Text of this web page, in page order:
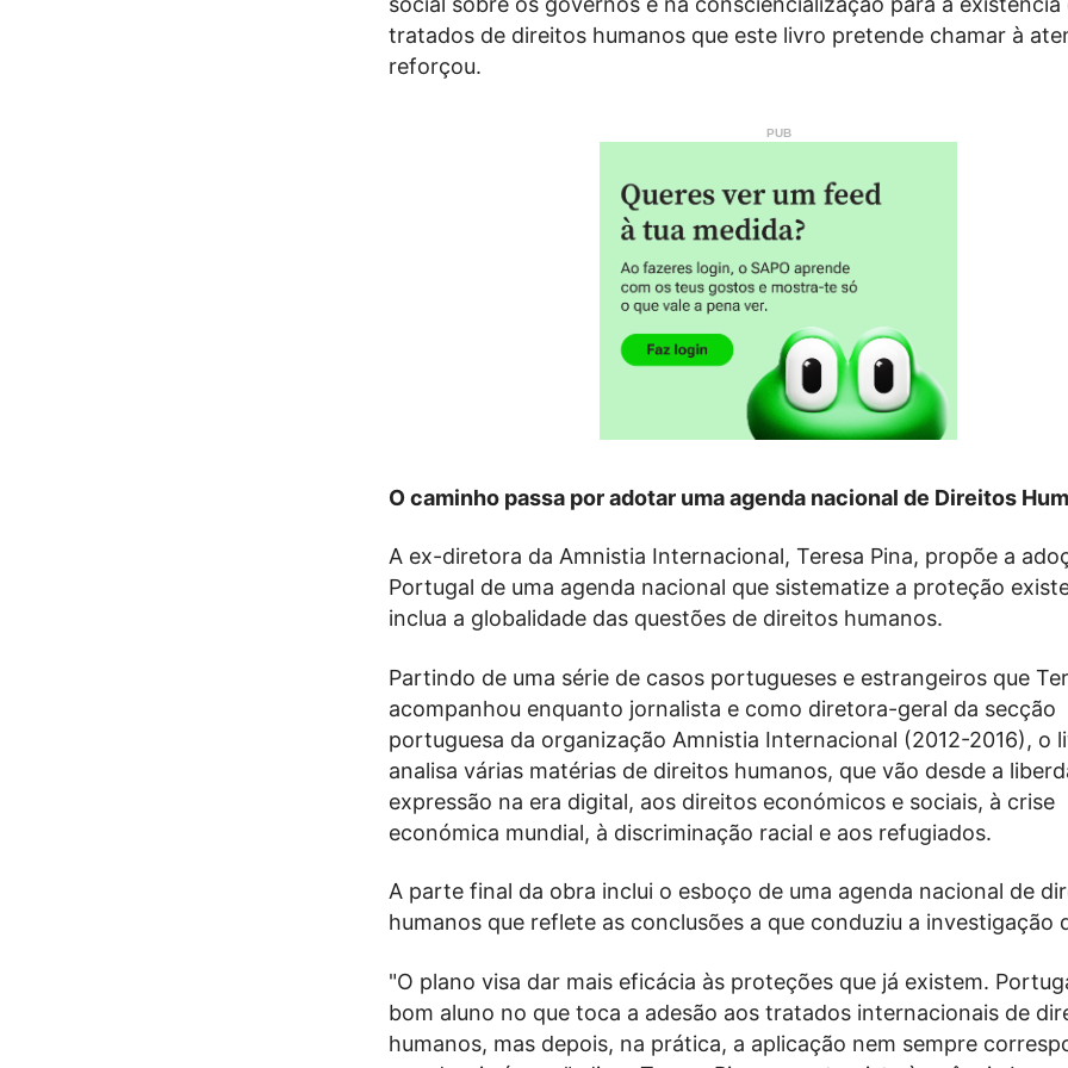
tratados de direitos humanos que este livro pretende chamar à
reforçou.
O caminho passa por adotar uma agenda nacional de Direitos
A ex-diretora da Amnistia Internacional, Teresa Pina, propõe a
Portugal de uma agenda nacional que sistematize a proteção
inclua a globalidade das questões de direitos humanos.
Partindo de uma série de casos portugueses e estrangeiros que
acompanhou enquanto jornalista e como diretora-geral da secção
portuguesa da organização Amnistia Internacional (2012-2016), o
analisa várias matérias de direitos humanos, que vão desde a
expressão na era digital, aos direitos económicos e sociais, à crise
económica mundial, à discriminação racial e aos refugiados.
A parte final da obra inclui o esboço de uma agenda nacional de
humanos que reflete as conclusões a que conduziu a investigação
"O plano visa dar mais eficácia às proteções que já existem.
bom aluno no que toca a adesão aos tratados internacionais de
humanos, mas depois, na prática, a aplicação nem sempre